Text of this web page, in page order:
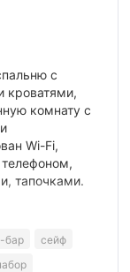
с
кроватями,
комнату с
Wi-Fi,
тапочками.
бар
сейф